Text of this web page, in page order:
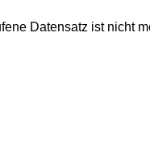
Datensatz ist nicht